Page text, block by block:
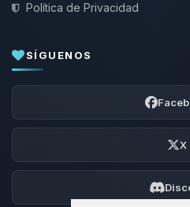
Política de Privacidad
SÍGUENOS
X